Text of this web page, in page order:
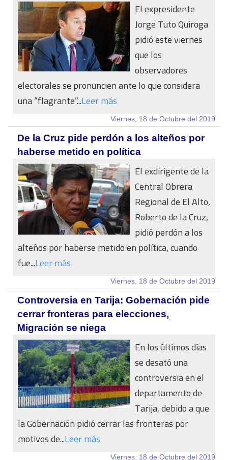
El expresidente
Jorge Tuto Quiroga
pidió este viernes
que los
observadores
electorales se pronuncien ante lo que considera
una “flagrante”...Leer más
Viernes, 18 de Octubre del 2019
De la Cruz pide perdón a los alteños por
haberse metido en política
El exdirigente de la
Central Obrera
Regional de El Alto,
Roberto de la Cruz,
pidió perdón a los
alteños por haberse metido en política, cuando
fue...Leer más
Viernes, 18 de Octubre del 2019
Controversia en Tarija: Gobernación pide
cerrar fronteras para elecciones,
Migración se niega
En los últimos días
se desató una
controversia en el
departamento de
Tarija, debido a que
la Gobernación pidió cerrar las fronteras por
motivos de...Leer más
Viernes, 18 de Octubre del 2019